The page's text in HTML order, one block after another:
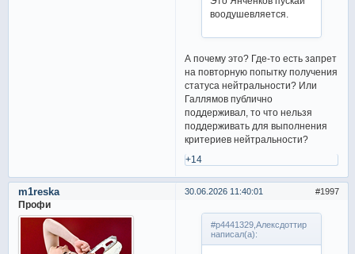
воодушевляется.
А почему это? Где-то есть запрет
на повторную попытку получения
статуса нейтральности? Или
Галлямов публично
поддерживал, то что нельзя
поддерживать для выполнения
критериев нейтральности?
+14
1997
30.06.2026 11:40:01
m1reska
Профи
#p4441329,Алексдоттир
написал(а):